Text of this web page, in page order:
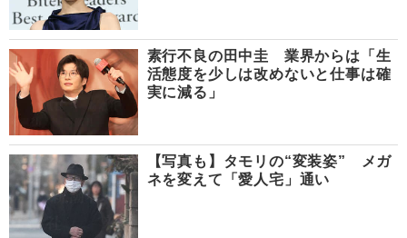
素行不良の田中圭 業界からは「生
活態度を少しは改めないと仕事は確
実に減る」
【写真も】タモリの“変装姿” メガ
ネを変えて「愛人宅」通い